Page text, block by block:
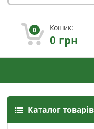
0 Кошик:
0 грн
Каталог товарів